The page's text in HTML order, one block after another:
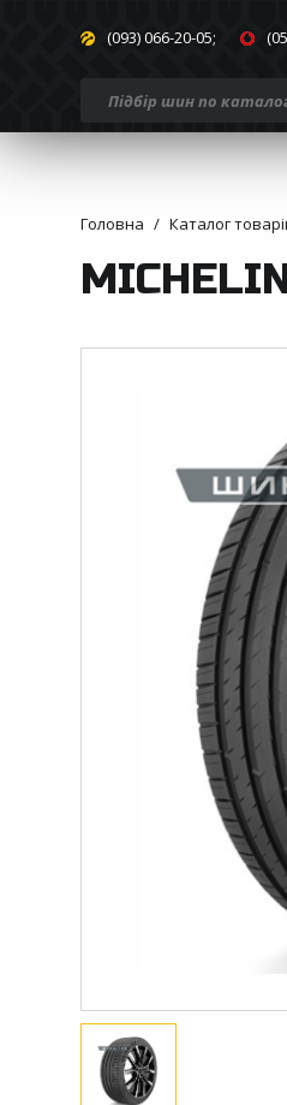
(093) 066-20-05;
Головна Каталог